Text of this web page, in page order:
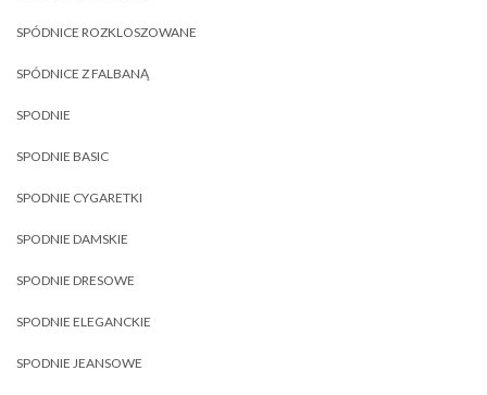
SPÓDNICE ROZKLOSZOWANE
SPÓDNICE Z FALBANĄ
SPODNIE
SPODNIE BASIC
SPODNIE CYGARETKI
SPODNIE DAMSKIE
SPODNIE DRESOWE
SPODNIE ELEGANCKIE
SPODNIE JEANSOWE